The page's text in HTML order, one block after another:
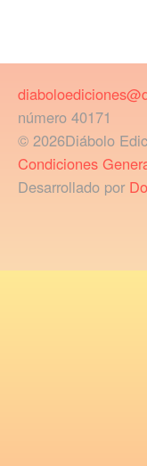
número 40171
© 2026Diábolo
Condiciones
Desarrollado por